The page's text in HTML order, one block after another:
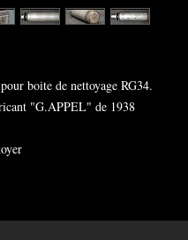
boite de nettoyage RG34.
"G.APPEL" de 1938